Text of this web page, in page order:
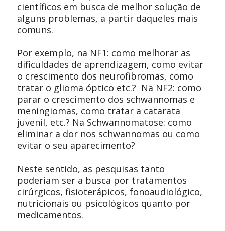
científicos em busca de melhor solução de
alguns problemas, a partir daqueles mais
comuns.
Por exemplo, na NF1: como melhorar as
dificuldades de aprendizagem, como evitar
o crescimento dos neurofibromas, como
tratar o glioma óptico etc.? Na NF2: como
parar o crescimento dos schwannomas e
meningiomas, como tratar a catarata
juvenil, etc.? Na Schwannomatose: como
eliminar a dor nos schwannomas ou como
evitar o seu aparecimento?
Neste sentido, as pesquisas tanto
poderiam ser a busca por tratamentos
cirúrgicos, fisioterápicos, fonoaudiológico,
nutricionais ou psicológicos quanto por
medicamentos.